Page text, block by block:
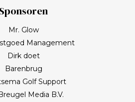
Sponsoren
Mr. Glow
Management
Dirk doet
Barenbrug
Golf Support
Media B.V.